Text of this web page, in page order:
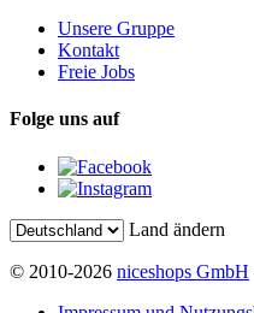
Unsere Gruppe
Kontakt
Freie Jobs
Folge uns auf
Land ändern
© 2010-2026 niceshops GmbH